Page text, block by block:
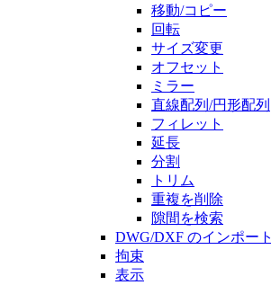
移動/コピー
回転
サイズ変更
オフセット
ミラー
直線配列/円形配列
フィレット
延長
分割
トリム
重複を削除
隙間を検索
DWG/DXF のインポート
拘束
表示